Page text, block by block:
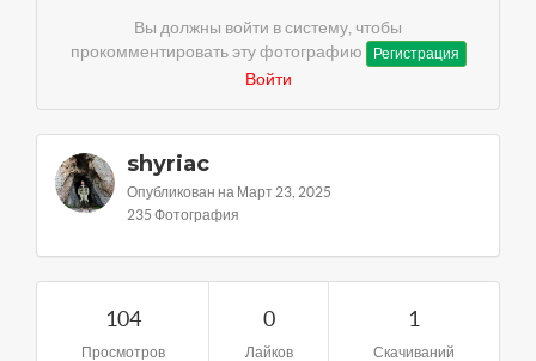
Вы должны войти в систему, чтобы
прокомментировать эту фотографию
Регистрация
Войти
shyriac
Опубликован на Март 23, 2025
235 Фотография
104
Просмотров
0
Лайков
1
Скачиваний